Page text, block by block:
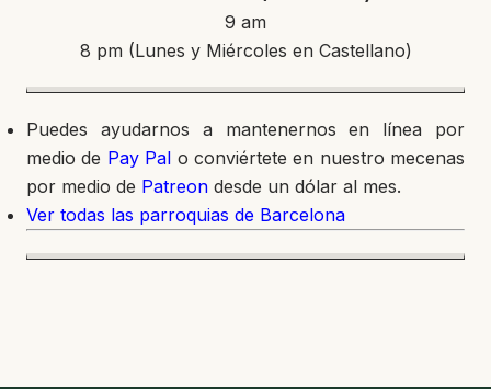
9 am
8 pm (Lunes y Miércoles en Castellano)
Puedes ayudarnos a mantenernos en línea por
medio de Pay Pal o conviértete en nuestro mecenas
por medio de Patreon desde un dólar al mes.
Ver todas las parroquias de Barcelona